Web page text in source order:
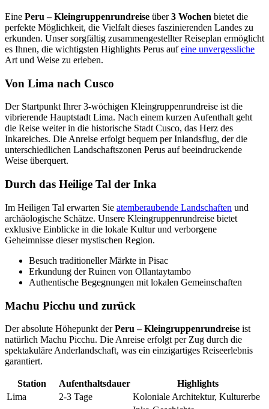
Eine Peru – Kleingruppenrundreise über3 Wochen bietet die
perfekte Möglichkeit, die Vielfalt dieses faszinierenden Landes zu
erkunden. Unser sorgfältig zusammengestellter Reiseplan ermöglicht
es Ihnen, die wichtigsten Highlights Perus aufeine unvergessliche
Art und Weise zu erleben.
Von Lima nach Cusco
Der Startpunkt Ihrer 3-wöchigen Kleingruppenrundreise ist die
vibrierende Hauptstadt Lima. Nach einem kurzen Aufenthalt geht
die Reise weiter in die historische Stadt Cusco, das Herz des
Inkareiches. Die Anreise erfolgt bequem per Inlandsflug, der die
unterschiedlichen Landschaftszonen Perus auf beeindruckende
Weise überquert.
Durch das Heilige Tal der Inka
Im Heiligen Tal erwarten Sie atemberaubende Landschaften und
archäologische Schätze. Unsere Kleingruppenrundreise bietet
exklusive Einblicke in die lokale Kultur und verborgene
Geheimnisse dieser mystischen Region.
Besuch traditioneller Märkte in Pisac
Erkundung der Ruinen von Ollantaytambo
Authentische Begegnungen mit lokalen Gemeinschaften
Machu Picchu und zurück
Der absolute Höhepunkt derPeru – Kleingruppenrundreise ist
natürlich Machu Picchu. Die Anreise erfolgt per Zug durch die
spektakuläre Anderlandschaft, was ein einzigartiges Reiseerlebnis
garantiert.
Station Aufenthaltsdauer
Highlights
Lima
2-3 Tage
Koloniale Architektur, Kulturerbe